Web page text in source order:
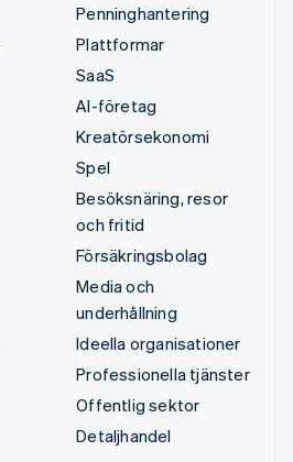
Penninghantering
Plattformar
SaaS
AI-företag
Kreatörsekonomi
Spel
Besöksnäring, resor
och fritid
Försäkringsbolag
Media och
underhållning
Ideella organisationer
Professionella tjänster
Offentlig sektor
Detaljhandel